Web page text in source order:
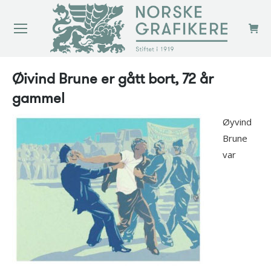
Øivind Brune er gått bort, 72 år
gammel
Øyvind
Brune
var